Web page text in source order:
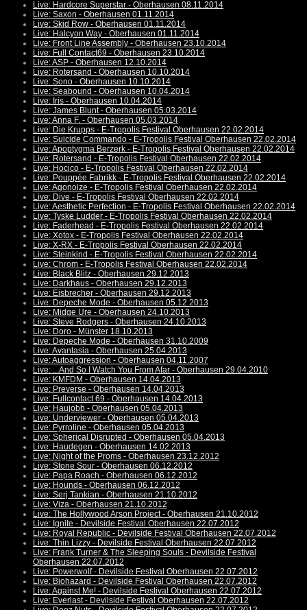
Live: Hardcore Superstar - Oberhausen 08.11.2014
Live: Saxon - Oberhausen 01.11.2014
Live: Skid Row - Oberhausen 01.11.2014
Live: Halcyon Way - Oberhausen 01.11.2014
Live: Front Line Assembly - Oberhausen 23.10.2014
Live: Full Contact69 - Oberhausen 23.10.2014
Live: ASP - Oberhausen 12.10.2014
Live: Rotersand - Oberhausen 10.10.2014
Live: Sono - Oberhausen 10.10.2014
Live: Seabound - Oberhausen 10.04.2014
Live: Iris - Oberhausen 10.04.2014
Live: James Blunt - Oberhausen 05.03.2014
Live: Anna F. - Oberhausen 05.03.2014
Live: Die Krupps - E-Tropolis Festival Oberhausen 22.02.2014
Live: Suicide Commando - E-Tropolis Festival Oberhausen 22.02.2014
Live: Apoptygma Berzerk - E-Tropolis Festival Oberhausen 22.02.2014
Live: Rotersand - E-Tropolis Festival Oberhausen 22.02.2014
Live: Hocico - E-Tropolis Festival Oberhausen 22.02.2014
Live: Pouppée Fabrikk - E-Tropolis Festival Oberhausen 22.02.2014
Live: Agonoize - E-Tropolis Festival Oberhausen 22.02.2014
Live: Dive - E-Tropolis Festival Oberhausen 22.02.2014
Live: Aesthetic Perfection - E-Tropolis Festival Oberhausen 22.02.2014
Live: Tyske Ludder - E-Tropolis Festival Oberhausen 22.02.2014
Live: Faderhead - E-Tropolis Festival Oberhausen 22.02.2014
Live: Xotox - E-Tropolis Festival Oberhausen 22.02.2014
Live: X-RX - E-Tropolis Festival Oberhausen 22.02.2014
Live: Steinkind - E-Tropolis Festival Oberhausen 22.02.2014
Live: Chrom - E-Tropolis Festival Oberhausen 22.02.2014
Live: Black Blitz - Oberhausen 29.12.2013
Live: Darkhaus - Oberhausen 29.12.2013
Live: Eisbrecher - Oberhausen 29.12.2013
Live: Depeche Mode - Oberhausen 05.12.2013
Live: Midge Ure - Oberhausen 24.10.2013
Live: Steve Rodgers - Oberhausen 24.10.2013
Live: Doro - Münster 18.10.2013
Live: Depeche Mode - Oberhausen 31.10.2009
Live: Avantasia - Oberhausen 25.04.2013
Live: Autoaggression - Oberhausen 04.11.2007
Live: ...And So I Watch You From Afar - Oberhausen 29.04.2010
Live: KMFDM - Oberhausen 14.04.2013
Live: Preverse - Oberhausen 14.04.2013
Live: Fullcontact 69 - Oberhausen 14.04.2013
Live: Haujobb - Oberhausen 05.04.2013
Live: Underviewer - Oberhausen 05.04.2013
Live: Pyrroline - Oberhausen 05.04.2013
Live: Spherical Disrupted - Oberhausen 05.04.2013
Live: Haudegen - Oberhausen 14.02.2013
Live: Night of the Proms - Oberhausen 23.12.2012
Live: Stone Sour - Oberhausen 06.12.2012
Live: Papa Roach - Oberhausen 06.12.2012
Live: Hounds - Oberhausen 06.12.2012
Live: Serj Tankian - Oberhausen 21.10.2012
Live: Viza - Oberhausen 21.10.2012
Live: The Hollywood Arson Project - Oberhausen 21.10.2012
Live: Ignite - Devilside Festival Oberhausen 22.07.2012
Live: Royal Republic - Devilside Festival Oberhausen 22.07.2012
Live: Thin Lizzy - Devilside Festival Oberhausen 22.07.2012
Live: Frank Turner & The Sleeping Souls - Devilside Festival
Oberhausen 22.07.2012
Live: Powerwolf - Devilside Festival Oberhausen 22.07.2012
Live: Biohazard - Devilside Festival Oberhausen 22.07.2012
Live: Against Me! - Devilside Festival Oberhausen 22.07.2012
Live: Everlast - Devilside Festival Oberhausen 22.07.2012